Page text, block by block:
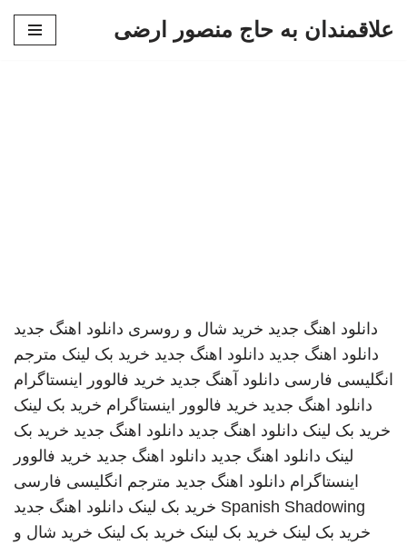
علاقمندان به حاج منصور ارضی
دانلود اهنگ جدید خرید شال و روسری دانلود اهنگ جدید
دانلود اهنگ جدید دانلود اهنگ جدید خرید بک لینک مترجم
انگلیسی فارسی دانلود آهنگ جدید خرید فالوور اینستاگرام
دانلود اهنگ جدید خرید فالوور اینستاگرام خرید بک لینک
خرید بک لینک دانلود اهنگ جدید دانلود اهنگ جدید خرید بک
لینک دانلود اهنگ جدید دانلود اهنگ جدید خرید فالوور
اینستاگرام دانلود اهنگ جدید مترجم انگلیسی فارسی
Spanish Shadowing خرید بک لینک دانلود اهنگ جدید
خرید بک لینک خرید بک لینک خرید بک لینک خرید شال و